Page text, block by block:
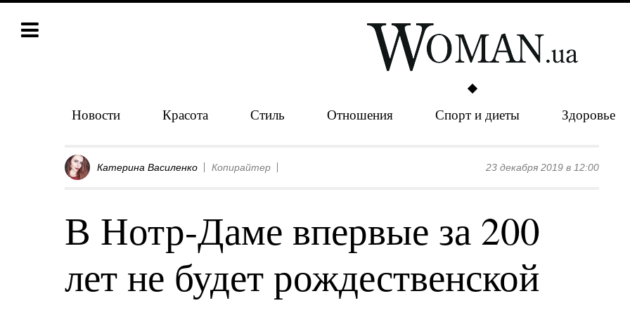
Новости Красота Стиль Отношения Спорт и диеты Здоровье
Катерина Василенко Копирайтер 23 декабря 2019 в 12:00
В Нотр-Даме впервые за 200
лет не будет рождественской